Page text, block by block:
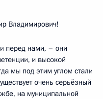
Владимирович!
перед нами, – они
и высокой
мы под этим углом стали
очень серьёзный
на муниципальной